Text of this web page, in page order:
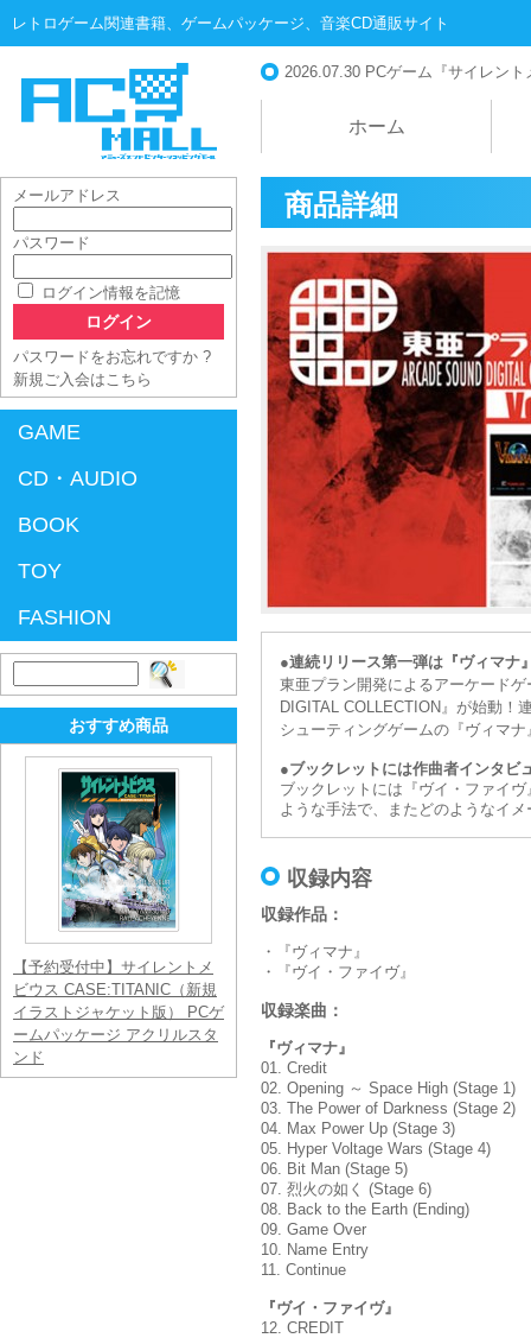
レトロゲーム関連書籍、ゲームパッケージ、音楽CD通販サイト
AC-MALL
2026.07.30 PCゲーム『サイレン
ホーム
商品詳細
●連続リリース第一弾は『ヴィマナ
東亜プラン開発によるアーケード
DIGITAL COLLECTION』が始動！
シューティングゲームの『ヴィマ
●ブックレットには作曲者インタビ
ブックレットには『ヴイ・ファイ
ような手法で、またどのようなイ
収録内容
収録作品：
・『ヴィマナ』
・『ヴイ・ファイヴ』
収録楽曲：
『ヴィマナ』
01. Credit
02. Opening ～ Space High (Stage 1)
03. The Power of Darkness (Stage 2)
04. Max Power Up (Stage 3)
05. Hyper Voltage Wars (Stage 4)
06. Bit Man (Stage 5)
07. 烈火の如く (Stage 6)
08. Back to the Earth (Ending)
09. Game Over
10. Name Entry
11. Continue
『ヴイ・ファイヴ』
12. CREDIT
メールアドレス
パスワード
ログイン情報を記憶
パスワードをお忘れですか ?
新規ご入会はこちら
GAME
CD・AUDIO
BOOK
TOY
FASHION
索:
おすすめ商品
【予約受付中】サイレントメ
ビウス CASE:TITANIC（新規
イラストジャケット版） PCゲ
ームパッケージ アクリルスタ
ンド